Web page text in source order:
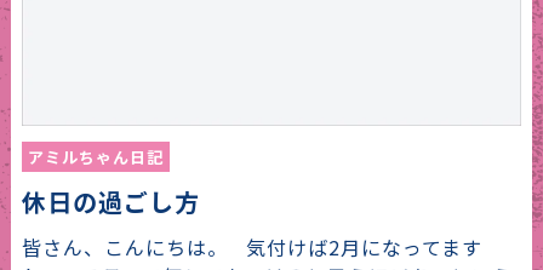
アミルちゃん日記
休日の過ごし方
皆さん、こんにちは。 気付けば2月になってます